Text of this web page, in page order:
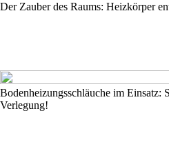
Der Zauber des Raums: Heizkörper
Bodenheizungsschläuche im Einsatz:
Verlegung!